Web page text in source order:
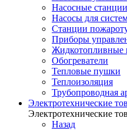
Насосные
Насосы для
Станции
Приборы
Жидкотопливные
Обогреватели
Тепловые пушки
Теплоизоляция
Трубопроводная
Электротехнические
Электротехнические
Назад